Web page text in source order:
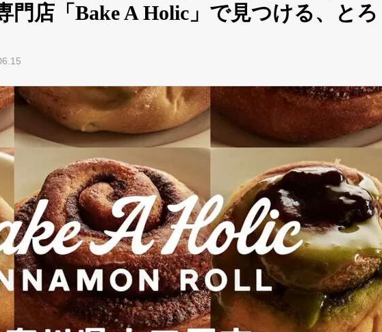
門店「Bake A Holic」で見つける、とろ